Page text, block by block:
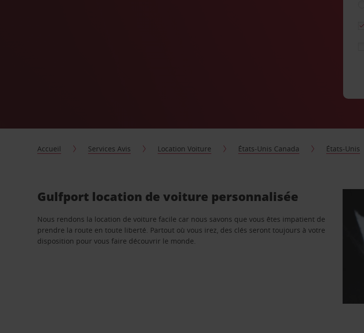
Accueil Services Avis Location Voiture États-Unis Canada États-Unis
Gulfport location de voiture personnalisée
Nous rendons la location de voiture facile car nous savons que vous êtes impatient de
prendre la route en toute liberté. Partout où vous irez, des clés seront toujours à votre
disposition pour vous faire découvrir le monde.